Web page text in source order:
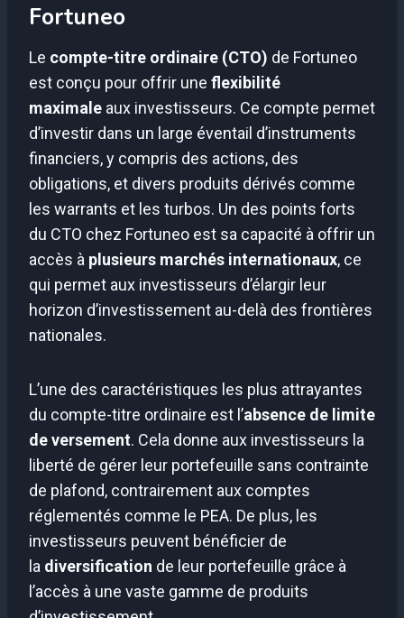
Fortuneo
Le compte-titre ordinaire (CTO) de Fortuneo
est conçu pour offrir une flexibilité
maximale aux investisseurs. Ce compte permet
d’investir dans un large éventail d’instruments
financiers, y compris des actions, des
obligations, et divers produits dérivés comme
les warrants et les turbos. Un des points forts
du CTO chez Fortuneo est sa capacité à offrir un
accès à plusieurs marchés internationaux, ce
qui permet aux investisseurs d’élargir leur
horizon d’investissement au-delà des frontières
nationales.
L’une des caractéristiques les plus attrayantes
du compte-titre ordinaire est l’absence de limite
de versement. Cela donne aux investisseurs la
liberté de gérer leur portefeuille sans contrainte
de plafond, contrairement aux comptes
réglementés comme le PEA. De plus, les
investisseurs peuvent bénéficier de
la diversification de leur portefeuille grâce à
l’accès à une vaste gamme de produits